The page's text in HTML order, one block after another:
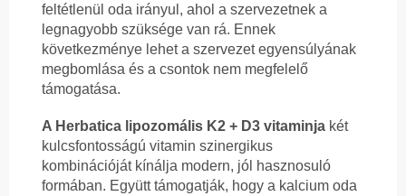
feltétlenül oda irányul, ahol a szervezetnek a
legnagyobb szüksége van rá. Ennek
következménye lehet a szervezet egyensúlyának
megbomlása és a csontok nem megfelelő
támogatása.
A Herbatica lipozomális K2 + D3 vitaminja két
kulcsfontosságú vitamin szinergikus
kombinációját kínálja modern, jól hasznosuló
formában. Együtt támogatják, hogy a kalcium oda